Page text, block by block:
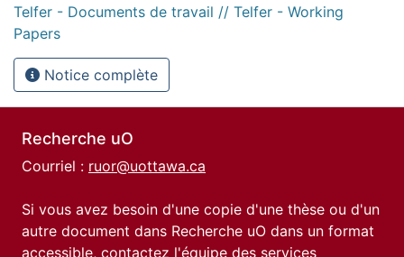
Telfer - Documents de travail // Telfer - Working
Papers
Notice complète
Recherche uO
Courriel : ruor@uottawa.ca
Si vous avez besoin d'une copie d'une thèse ou d'un
autre document dans Recherche uO dans un format
accessible, contactez l'équipe des services